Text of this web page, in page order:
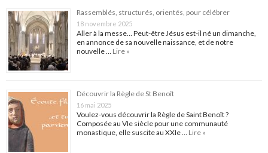
Rassemblés, structurés, orientés, pour célébrer
18 novembre 2025
Aller à la messe… Peut-être Jésus est-il né un dimanche,
en annonce de sa nouvelle naissance, et de notre
nouvelle … Lire »
Découvrir la Règle de St Benoît
16 mai 2025
Voulez-vous découvrir la Règle de Saint Benoît ?
Composée au VIe siècle pour une communauté
monastique, elle suscite au XXIe … Lire »